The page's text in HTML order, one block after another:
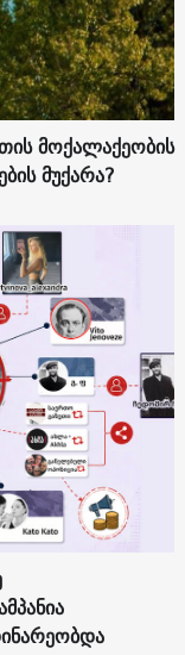
მოქალაქეობის
მუქარა?